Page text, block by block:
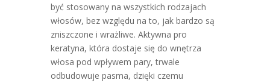
być stosowany na wszystkich rodzajach
włosów, bez względu na to, jak bardzo są
zniszczone i wrażliwe. Aktywna pro
keratyna, która dostaje się do wnętrza
włosa pod wpływem pary, trwale
odbudowuje pasma, dzięki czemu